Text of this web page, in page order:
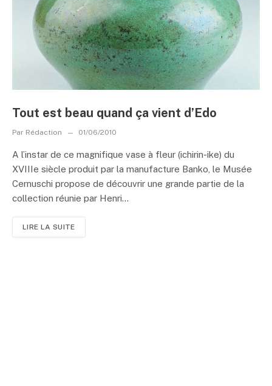
Tout est beau quand ça vient d’Edo
Par Rédaction 01/06/2010
A l’instar de ce magnifique vase à fleur (ichirin-ike) du
XVIIIe siècle produit par la manufacture Banko, le Musée
Cernuschi propose de découvrir une grande partie de la
collection réunie par Henri...
LIRE LA SUITE